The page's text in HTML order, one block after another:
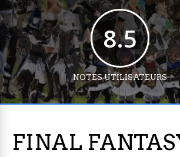
8.5
NOTES UTILISATEURS
FINAL